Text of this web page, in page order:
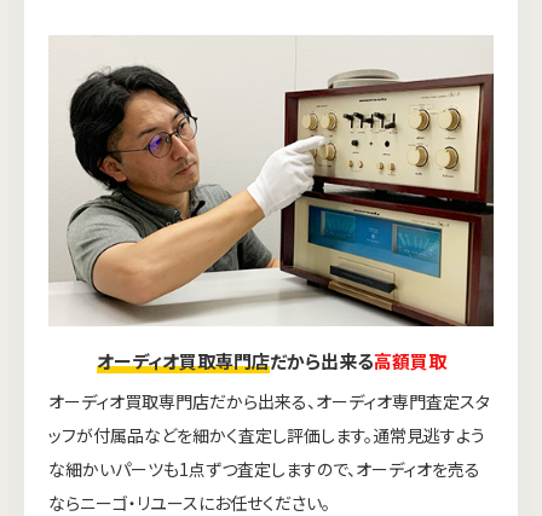
オーディオ買取専門店だから出来る高額買取
オーディオ買取専門店だから出来る、オーディオ専門査定スタ
ッフが付属品などを細かく査定し評価します。通常見逃すよう
な細かいパーツも1点ずつ査定しますので、オーディオを売る
ならニーゴ・リユースにお任せください。